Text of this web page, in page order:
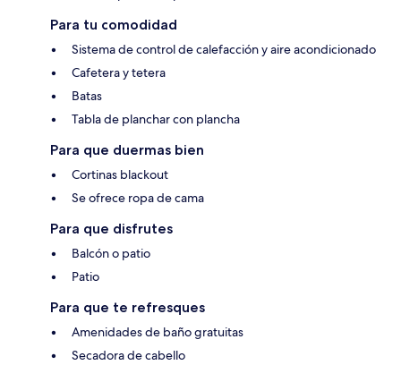
Para tu comodidad
Sistema de control de calefacción y aire acondicionado
Cafetera y tetera
Batas
Tabla de planchar con plancha
Para que duermas bien
Cortinas blackout
Se ofrece ropa de cama
Para que disfrutes
Balcón o patio
Patio
Para que te refresques
Amenidades de baño gratuitas
Secadora de cabello